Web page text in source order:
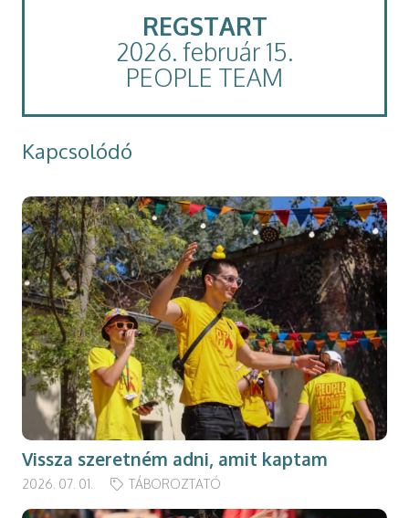
REGSTART
2026. február 15.
PEOPLE TEAM
Kapcsolódó
Vissza szeretném adni, amit kaptam
2026. 07. 01. TÁBOROZTATÓ